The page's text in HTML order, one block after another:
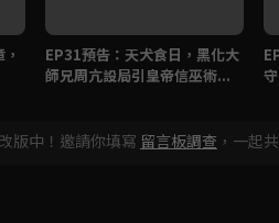
EP31預告：天犬食日，黑化大
師兄周亢設局引皇帝信巫術...
版中！邀請你填寫 留言板調查 ，一起